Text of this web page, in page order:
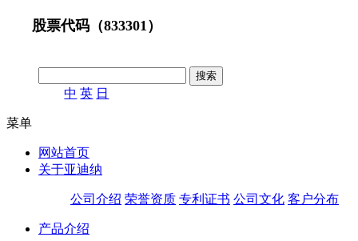
股票代码（833301）
中 英 日
菜单
网站首页
关于亚迪纳
公司介绍 荣誉资质 专利证书 公司文化 客户分布
产品介绍